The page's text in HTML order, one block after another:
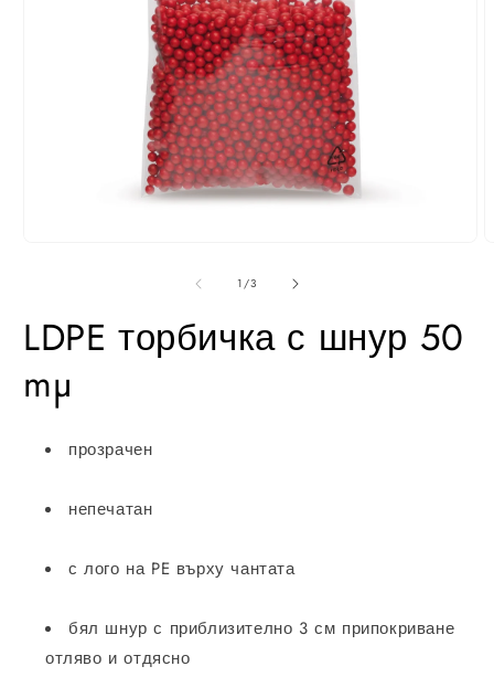
1/от
3
LDPE торбичка с шнур 50
mµ
прозрачен
непечатан
с лого на PE върху чантата
бял шнур с приблизително 3 см припокриване
отляво и отдясно